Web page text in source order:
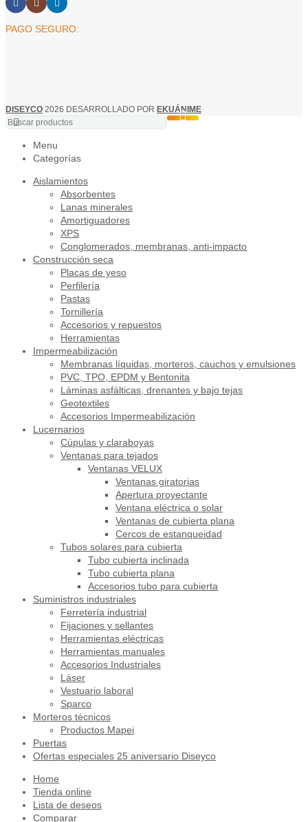
PAGO SEGURO:
DISEYCO 2026 DESARROLLADO POR EKUÁNIME
Menu
Categorías
Aislamientos
Absorbentes
Lanas minerales
Amortiguadores
XPS
Conglomerados, membranas, anti-impacto
Construcción seca
Placas de yeso
Perfilería
Pastas
Tornillería
Accesorios y repuestos
Herramientas
Impermeabilización
Membranas líquidas, morteros, cauchos y emulsiones
PVC, TPO, EPDM y Bentonita
Láminas asfálticas, drenantes y bajo tejas
Geotextiles
Accesorios Impermeabilización
Lucernarios
Cúpulas y claraboyas
Ventanas para tejados
Ventanas VELUX
Ventanas giratorias
Apertura proyectante
Ventana eléctrica o solar
Ventanas de cubierta plana
Cercos de estanqueidad
Tubos solares para cubierta
Tubo cubierta inclinada
Tubo cubierta plana
Accesorios tubo para cubierta
Suministros industriales
Ferretería industrial
Fijaciones y sellantes
Herramientas eléctricas
Herramientas manuales
Accesorios Industriales
Láser
Vestuario laboral
Sparco
Morteros técnicos
Productos Mapei
Puertas
Ofertas especiales 25 aniversario Diseyco
Home
Tienda online
Lista de deseos
Comparar